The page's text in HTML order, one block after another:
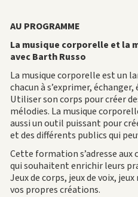
AU PROGRAMME
La musique corporelle et la
avec Barth Russo
La musique corporelle est un
chacun à s’exprimer,
Utiliser son corps pour créer
mélodies. La musique
aussi un outil puissant pour
et des différents publics qui
Cette formation s’adresse aux
qui souhaitent enrichir leurs
Jeux de corps, jeux de voix,
vos propres créations.